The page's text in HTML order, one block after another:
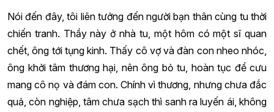
Nói đến đây, tôi liên tưởng đến người bạn thân cùng tu thời
chiến tranh. Thầy này ở nhà tu, một hôm có một sĩ quan
chết, ông tới tụng kinh. Thấy cô vợ và đàn con nheo nhóc,
ông khởi tâm thương hại, nên ông bỏ tu, hoàn tục để cưu
mang cô nọ và đám con. Chính vì thương, nhưng chưa đắc
quả, còn nghiệp, tâm chưa sạch thì sanh ra luyến ái, không